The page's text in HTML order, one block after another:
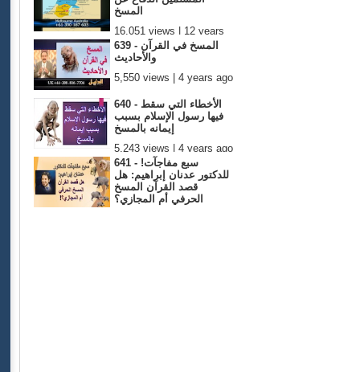
المسخ
16,051 views | 12 years
639 - المسخ في القرآن
والأحاديث
5,550 views | 4 years ago
640 - الأخطاء التي سقط
فيها رسول الإسلام بسبب
إيمانه بالمسخ
5,243 views | 4 years ago
641 - !سبع مفاجآت
للدكتور عدنان إبراهيم: هل
قصد القرآن المسخ
الحرفي أم المجازي؟